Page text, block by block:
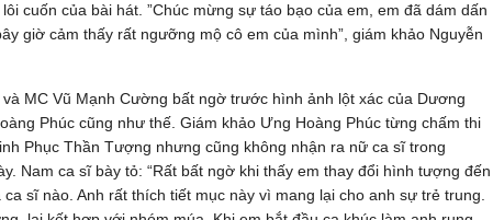
cuốn của bài hát. ”Chúc mừng sự táo bạo của em, em đã dám dấn
giờ cảm thấy rất ngưỡng mộ cô em của mình”, giám khảo Nguyễn
MC Vũ Mạnh Cường bất ngờ trước hình ảnh lột xác của Dương
Phúc cũng như thế. Giám khảo Ưng Hoàng Phúc từng chấm thi
Phục Thần Tượng nhưng cũng không nhận ra nữ ca sĩ trong
Nam ca sĩ bày tỏ: “Rất bất ngờ khi thấy em thay đổi hình tượng đến
sĩ nào. Anh rất thích tiết mục này vì mang lại cho anh sự trẻ trung.